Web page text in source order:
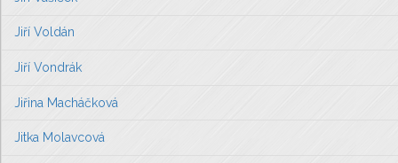
Jiří Voldán
Jiří Vondrák
Jiřina Macháčková
Jitka Molavcová